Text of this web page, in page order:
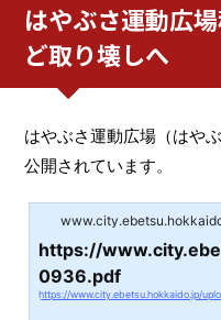
はやぶさ運動広
ど取り壊しへ
はやぶさ運動広場（はや
公開されています。
https://
0936.pdf
https://www.city.ebetsu.hokkaido.jp/